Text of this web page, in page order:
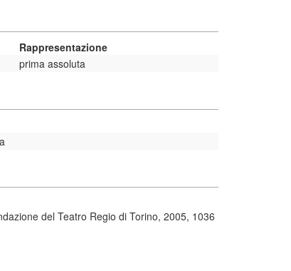
Rappresentazione
prima assoluta
del Teatro Regio di Torino, 2005, 1036